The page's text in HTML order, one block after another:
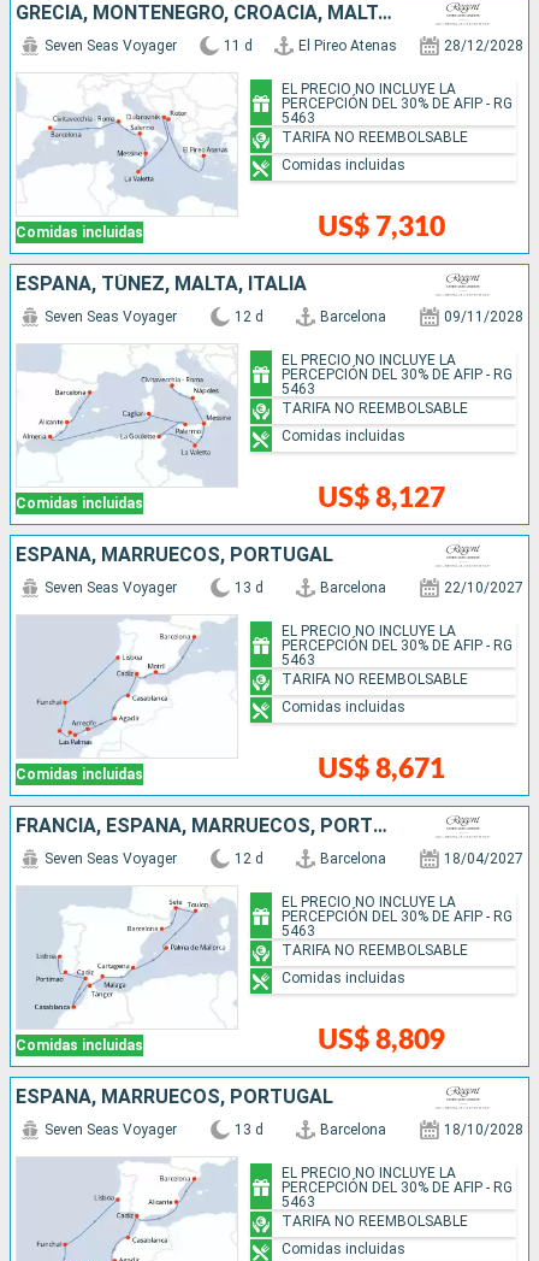
GRECIA, MONTENEGRO, CROACIA, MALTA, ITALIA, ESPAÑA
Comidas incluidas
Seven Seas Voyager 11 d El Pireo Atenas 28/12/2028
US$ 7,310
EL PRECIO NO INCLUYE LA
PERCEPCIÓN DEL 30% DE AFIP - RG
5463
TARIFA NO REEMBOLSABLE
Comidas incluidas
ESPAÑA, TÚNEZ, MALTA, ITALIA
Comidas incluidas
Seven Seas Voyager 12 d Barcelona 09/11/2028
US$ 8,127
EL PRECIO NO INCLUYE LA
PERCEPCIÓN DEL 30% DE AFIP - RG
5463
TARIFA NO REEMBOLSABLE
Comidas incluidas
ESPAÑA, MARRUECOS, PORTUGAL
Comidas incluidas
Seven Seas Voyager 13 d Barcelona 22/10/2027
US$ 8,671
EL PRECIO NO INCLUYE LA
PERCEPCIÓN DEL 30% DE AFIP - RG
5463
TARIFA NO REEMBOLSABLE
Comidas incluidas
FRANCIA, ESPAÑA, MARRUECOS, PORTUGAL
Comidas incluidas
Seven Seas Voyager 12 d Barcelona 18/04/2027
US$ 8,809
EL PRECIO NO INCLUYE LA
PERCEPCIÓN DEL 30% DE AFIP - RG
5463
TARIFA NO REEMBOLSABLE
Comidas incluidas
ESPAÑA, MARRUECOS, PORTUGAL
Seven Seas Voyager 13 d Barcelona 18/10/2028
EL PRECIO NO INCLUYE LA
PERCEPCIÓN DEL 30% DE AFIP - RG
5463
TARIFA NO REEMBOLSABLE
Comidas incluidas